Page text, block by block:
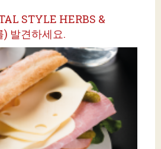
STYLE HERBS &
발견하세요.